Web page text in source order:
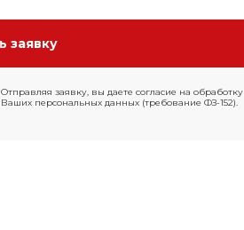
Отправляя заявку, вы даете согласие на обработку
Ваших персональных данных (требование ФЗ-152).